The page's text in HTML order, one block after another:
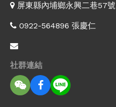
屏東縣內埔鄉永興二巷57號
0922-564896 張慶仁
社群連結